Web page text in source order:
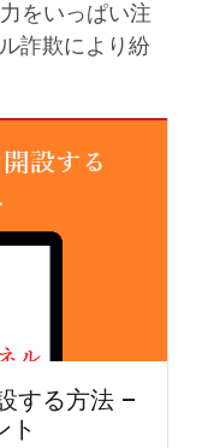
をいっぱい注
詐欺により紛
する方法 –
ト